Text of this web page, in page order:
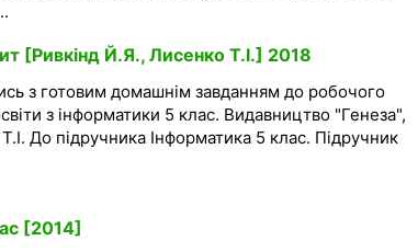
[Ривкінд Й.Я., Лисенко Т.І.] 2018
з готовим домашнім завданням до робочого
з інформатики 5 клас. Видавництво "Генеза",
До підручника Інформатика 5 клас. Підручник
[2014]